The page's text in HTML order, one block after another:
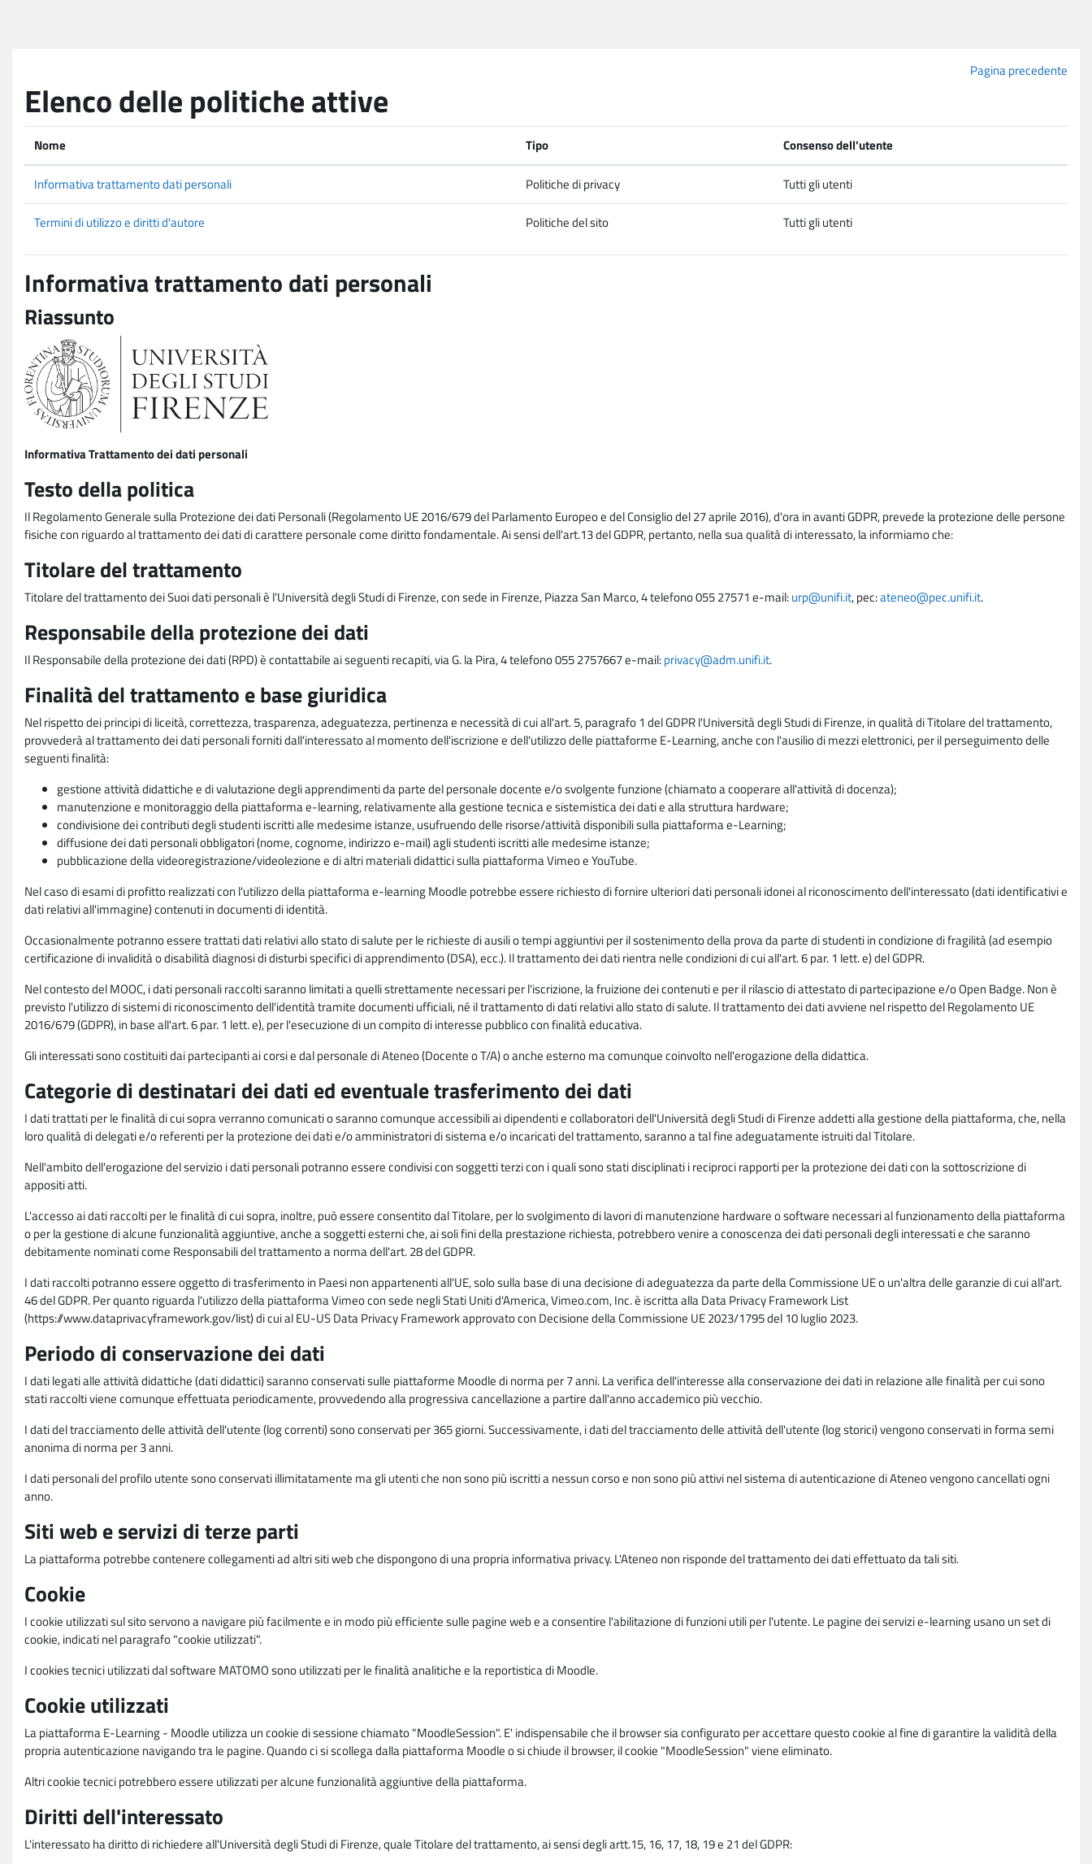
Pagina precedente
Elenco delle politiche attive
Nome Tipo Consenso dell'utente
Informativa trattamento dati personali Politiche di privacy Tutti gli utenti
Termini di utilizzo e diritti d'autore Politiche del sito Tutti gli utenti
Informativa trattamento dati personali
Riassunto
Informativa Trattamento dei dati personali
Testo della politica
Il Regolamento Generale sulla Protezione dei dati Personali (Regolamento UE 2016/679 del Parlamento Europeo e del Consiglio del 27 aprile 2016), d'ora in avanti GDPR, prevede la protezione delle persone
fisiche con riguardo al trattamento dei dati di carattere personale come diritto fondamentale. Ai sensi dell'art.13 del GDPR, pertanto, nella sua qualità di interessato, la informiamo che:
Titolare del trattamento
Titolare del trattamento dei Suoi dati personali è l'Università degli Studi di Firenze, con sede in Firenze, Piazza San Marco, 4 telefono 055 27571 e-mail:urp@unifi.it, pec:ateneo@pec.unifi.it.
Responsabile della protezione dei dati
Il Responsabile della protezione dei dati (RPD) è contattabile ai seguenti recapiti, via G. la Pira, 4 telefono 055 2757667 e-mail:privacy@adm.unifi.it.
Finalità del trattamento e base giuridica
Nel rispetto dei principi di liceità, correttezza, trasparenza, adeguatezza, pertinenza e necessità di cui all'art. 5, paragrafo 1 del GDPR l'Università degli Studi di Firenze, in qualità di Titolare del trattamento,
provvederà al trattamento dei dati personali forniti dall'interessato al momento dell'iscrizione e dell'utilizzo delle piattaforme E-Learning, anche con l'ausilio di mezzi elettronici, per il perseguimento delle
seguenti finalità:
gestione attività didattiche e di valutazione degli apprendimenti da parte del personale docente e/o svolgente funzione (chiamato a cooperare all'attività di docenza);
manutenzione e monitoraggio della piattaforma e-learning, relativamente alla gestione tecnica e sistemistica dei dati e alla struttura hardware;
condivisione dei contributi degli studenti iscritti alle medesime istanze, usufruendo delle risorse/attività disponibili sulla piattaforma e-Learning;
diffusione dei dati personali obbligatori (nome, cognome, indirizzo e-mail) agli studenti iscritti alle medesime istanze;
pubblicazione della videoregistrazione/videolezione e di altri materiali didattici sulla piattaforma Vimeo e YouTube.
Nel caso di esami di profitto realizzati con l'utilizzo della piattaforma e-learning Moodle potrebbe essere richiesto di fornire ulteriori dati personali idonei al riconoscimento dell'interessato (dati identificativi e
dati relativi all'immagine) contenuti in documenti di identità.
Occasionalmente potranno essere trattati dati relativi allo stato di salute per le richieste di ausili o tempi aggiuntivi per il sostenimento della prova da parte di studenti in condizione di fragilità (ad esempio
certificazione di invalidità o disabilità diagnosi di disturbi specifici di apprendimento (DSA), ecc.). Il trattamento dei dati rientra nelle condizioni di cui all'art. 6 par. 1 lett. e) del GDPR.
Nel contesto del MOOC, i dati personali raccolti saranno limitati a quelli strettamente necessari per l'iscrizione, la fruizione dei contenuti e per il rilascio di attestato di partecipazione e/o Open Badge. Non è
previsto l'utilizzo di sistemi di riconoscimento dell'identità tramite documenti ufficiali, né il trattamento di dati relativi allo stato di salute. Il trattamento dei dati avviene nel rispetto del Regolamento UE
2016/679 (GDPR), in base all'art. 6 par. 1 lett. e), per l'esecuzione di un compito di interesse pubblico con finalità educativa.
Gli interessati sono costituiti dai partecipanti ai corsi e dal personale di Ateneo (Docente o T/A) o anche esterno ma comunque coinvolto nell'erogazione della didattica.
Categorie di destinatari dei dati ed eventuale trasferimento dei dati
I dati trattati per le finalità di cui sopra verranno comunicati o saranno comunque accessibili ai dipendenti e collaboratori dell'Università degli Studi di Firenze addetti alla gestione della piattaforma, che, nella
loro qualità di delegati e/o referenti per la protezione dei dati e/o amministratori di sistema e/o incaricati del trattamento, saranno a tal fine adeguatamente istruiti dal Titolare.
Nell'ambito dell'erogazione del servizio i dati personali potranno essere condivisi con soggetti terzi con i quali sono stati disciplinati i reciproci rapporti per la protezione dei dati con la sottoscrizione di
appositi atti.
L'accesso ai dati raccolti per le finalità di cui sopra, inoltre, può essere consentito dal Titolare, per lo svolgimento di lavori di manutenzione hardware o software necessari al funzionamento della piattaforma
o per la gestione di alcune funzionalità aggiuntive, anche a soggetti esterni che, ai soli fini della prestazione richiesta, potrebbero venire a conoscenza dei dati personali degli interessati e che saranno
debitamente nominati come Responsabili del trattamento a norma dell'art. 28 del GDPR.
I dati raccolti potranno essere oggetto di trasferimento in Paesi non appartenenti all'UE, solo sulla base di una decisione di adeguatezza da parte della Commissione UE o un'altra delle garanzie di cui all'art.
46 del GDPR. Per quanto riguarda l'utilizzo della piattaforma Vimeo con sede negli Stati Uniti d'America, Vimeo.com, Inc. è iscritta alla Data Privacy Framework List
(https://www.dataprivacyframework.gov/list) di cui al EU-US Data Privacy Framework approvato con Decisione della Commissione UE 2023/1795 del 10 luglio 2023.
Periodo di conservazione dei dati
I dati legati alle attività didattiche (dati didattici) saranno conservati sulle piattaforme Moodle di norma per 7 anni. La verifica dell'interesse alla conservazione dei dati in relazione alle finalità per cui sono
stati raccolti viene comunque effettuata periodicamente, provvedendo alla progressiva cancellazione a partire dall'anno accademico più vecchio.
I dati del tracciamento delle attività dell'utente (log correnti) sono conservati per 365 giorni. Successivamente, i dati del tracciamento delle attività dell'utente (log storici) vengono conservati in forma semi
anonima di norma per 3 anni.
I dati personali del profilo utente sono conservati illimitatamente ma gli utenti che non sono più iscritti a nessun corso e non sono più attivi nel sistema di autenticazione di Ateneo vengono cancellati ogni
anno.
Siti web e servizi di terze parti
La piattaforma potrebbe contenere collegamenti ad altri siti web che dispongono di una propria informativa privacy. L'Ateneo non risponde del trattamento dei dati effettuato da tali siti.
Cookie
I cookie utilizzati sul sito servono a navigare più facilmente e in modo più efficiente sulle pagine web e a consentire l'abilitazione di funzioni utili per l'utente. Le pagine dei servizi e-learning usano un set di
cookie, indicati nel paragrafo "cookie utilizzati".
I cookies tecnici utilizzati dal software MATOMO sono utilizzati per le finalità analitiche e la reportistica di Moodle.
Cookie utilizzati
La piattaforma E-Learning - Moodle utilizza un cookie di sessione chiamato "MoodleSession". E' indispensabile che il browser sia configurato per accettare questo cookie al fine di garantire la validità della
propria autenticazione navigando tra le pagine. Quando ci si scollega dalla piattaforma Moodle o si chiude il browser, il cookie "MoodleSession" viene eliminato.
Altri cookie tecnici potrebbero essere utilizzati per alcune funzionalità aggiuntive della piattaforma.
Diritti dell'interessato
L'interessato ha diritto di richiedere all'Università degli Studi di Firenze, quale Titolare del trattamento, ai sensi degli artt.15, 16, 17, 18, 19 e 21 del GDPR: